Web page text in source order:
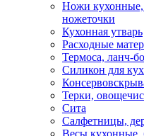
Ножи
ножеточки
Кухонная утварь
Расходные
Термоса, ланч-
Силикон для
Терки,
Сита
Салфетницы,
Весы кухонные,